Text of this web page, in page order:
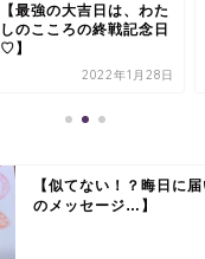
【最強の大吉日は、わた
しのこころの終戦記念日
♡】
2022年1月28日
【似てない！？晦日に
のメッセージ…】